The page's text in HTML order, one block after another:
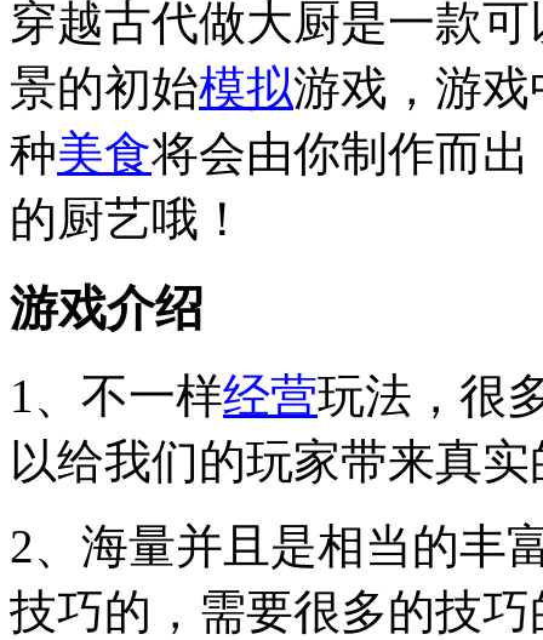
穿越古代做大厨是一款
景的初始模拟游戏，游
种美食将会由你制作而
的厨艺哦！
游戏介绍
1、不一样经营玩法，很
以给我们的玩家带来真
2、海量并且是相当的丰
技巧的，需要很多的技